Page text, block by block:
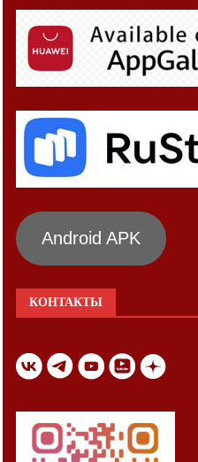
Android APK
КОНТАКТЫ